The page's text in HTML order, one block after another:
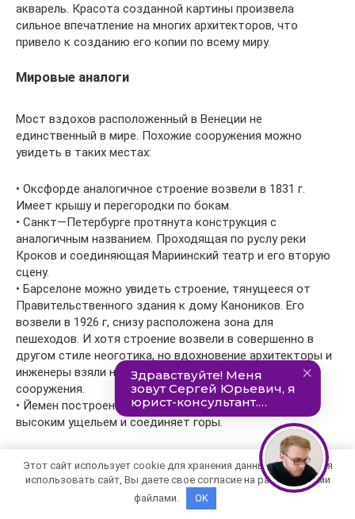
акварель. Красота созданной картины произвела
сильное впечатление на многих архитекторов, что
привело к созданию его копии по всему миру.
Мировые аналоги
Мост вздохов расположенный в Венеции не
единственный в мире. Похожие сооружения можно
увидеть в таких местах:
• Оксфорде аналогичное строение возвели в 1831 г.
Имеет крышу и перегородки по бокам.
• Санкт—Петербурге протянута конструкция с
аналогичным названием. Проходящая по руслу реки
Кроков и соединяющая Мариинский театр и его вторую
сцену.
• Барселоне можно увидеть строение, тянущееся от
Правительственного здания к дому Каноников. Его
возвели в 1926 г, снизу расположена зона для
пешеходов. И хотя строение возвели в совершенно в
другом стиле неоготика, но вдохновение архитекторы и
инженеры взяли несомненно с венецианского
сооружения.
• Йемен построен в XVII столетии. Он расположен над
высоким ущельем и соединяет горы.
Читайте также:
Экскурсии в Праге на
русском языке 2022
Этот сайт использует cookie для хранения данных. Продолжая
использовать сайт, Вы даете свое согласие на работу с этими
файлами.
OK